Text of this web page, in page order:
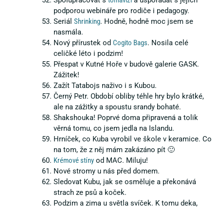
podporou webináře pro rodiče i pedagogy.
Seriál Shrinking. Hodně, hodně moc jsem se
nasmála.
Nový přírustek od Cogito Bags. Nosila celé
celičké léto i podzim!
Přespat v Kutné Hoře v budově galerie GASK.
Zážitek!
Zažít Tatabojs naživo i s Kubou.
Černý Petr. Období obliby téhle hry bylo krátké,
ale na zážitky a spoustu srandy bohaté.
Shakshouka! Poprvé doma připravená a tolik
věrná tomu, co jsem jedla na Islandu.
Hrníček, co Kuba vyrobil ve škole v keramice. Co
na tom, že z něj mám zakázáno pít 🙂
Krémové stíny od MAC. Miluju!
Nové stromy u nás před domem.
Sledovat Kubu, jak se osměluje a překonává
strach ze psů a koček.
Podzim a zima u světla svíček. K tomu deka,